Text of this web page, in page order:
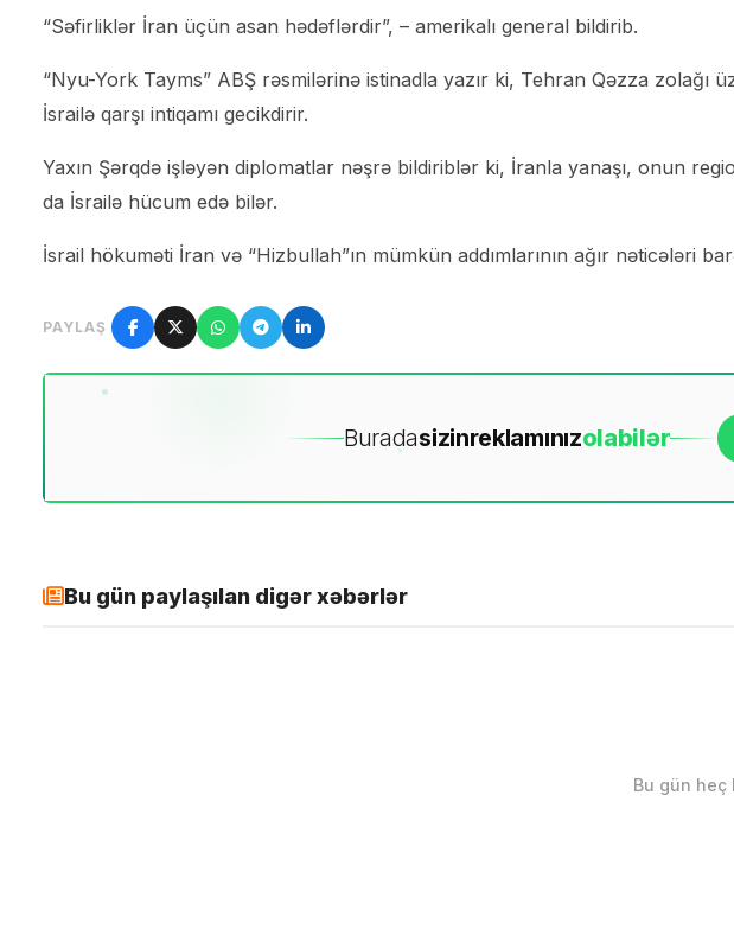
“Səfirliklər İran üçün asan hədəflərdir”, – amerikalı general bildirib.
“Nyu-York Tayms” ABŞ rəsmilərinə istinadla yazır ki, Tehran Qəzza zolağı
İsrailə qarşı intiqamı gecikdirir.
Yaxın Şərqdə işləyən diplomatlar nəşrə bildiriblər ki, İranla yanaşı, onun
da İsrailə hücum edə bilər.
İsrail hökuməti İran və “Hizbullah”ın mümkün addımlarının ağır nəticələri
PAYLAŞ
Buradasizinreklamınızolabilər
Bu gün paylaşılan digər xəbərlər
Bu gün heç